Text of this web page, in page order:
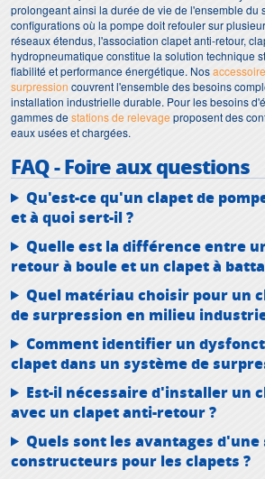
prolongeant ainsi la durée de vie de l'ensemble du
configurations où la pompe doit refouler sur
réseaux étendus, l'association clapet anti-retour,
hydropneumatique constitue la solution technique
fiabilité et performance énergétique. Nos
surpression couvrent l'ensemble des besoins
installation industrielle durable. Pour les besoins
gammes destations de relevage proposent des
eaux usées et chargées.
FAQ - Foire aux questions
Qu'est-ce qu'un clapet de
et à quoi sert-il ?
Quelle est la différence entre
retour à boule et un clapet à
Quel matériau choisir pour un
de surpression en milieu
Comment identifier un
clapet dans un système de
Est-il nécessaire d'installer un
avec un clapet anti-retour ?
Quels sont les avantages
constructeurs pour les clapets ?